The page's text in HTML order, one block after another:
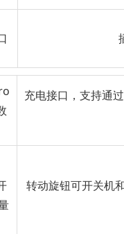
充电接口，支持通
转动旋钮可开关机